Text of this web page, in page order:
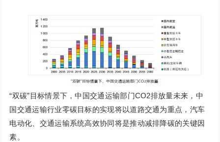
“双碳”目标情景下，中国交通运输部门CO2排放量未来，中
国交通运输行业零碳目标的实现将以道路交通为重点，汽车
电动化、交通运输系统高效协同将是推动减排降碳的关键因
素。